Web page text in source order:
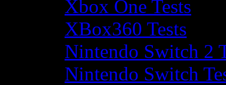
Xbox One Tests
XBox360 Tests
Nintendo Switch 2
Nintendo Switch